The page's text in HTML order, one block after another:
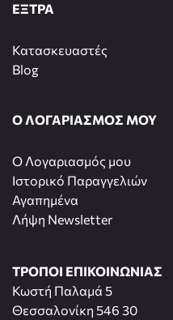
ΕΞΤΡΑ
Κατασκευαστές
Blog
Ο ΛΟΓΑΡΙΑΣΜΟΣ ΜΟΥ
O Λογαριασμός μου
Ιστορικό Παραγγελιών
Αγαπημένα
Λήψη Newsletter
ΤΡΟΠΟΙ ΕΠΙΚΟΙΝΩΝΙΑΣ
Κωστή Παλαμά 5
Θεσσαλονίκη 546 30